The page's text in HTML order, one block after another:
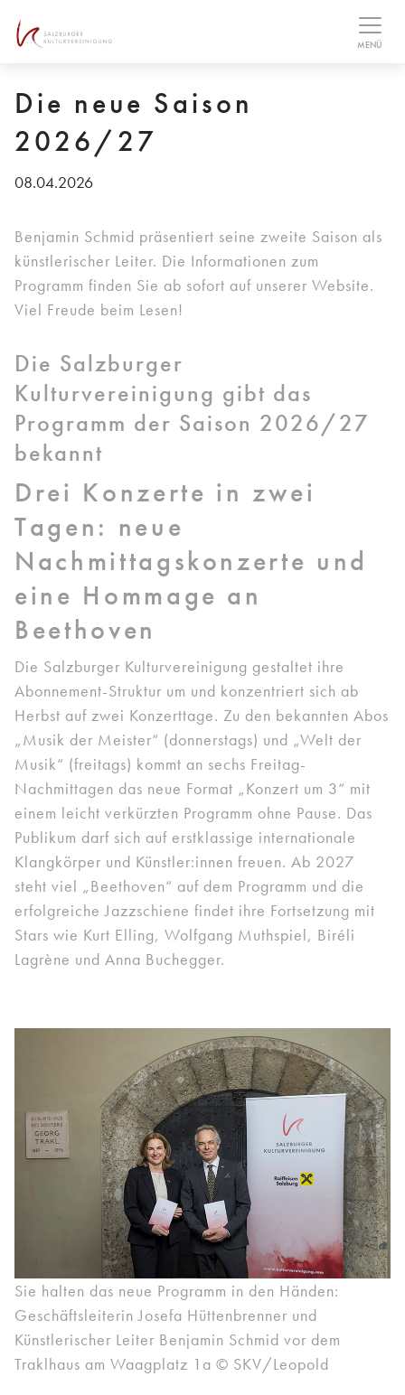
MENÜ
Die neue Saison
2026/27
08.04.2026
Benjamin Schmid präsentiert seine zweite Saison als
künstlerischer Leiter. Die Informationen zum
Programm finden Sie ab sofort auf unserer Website.
Viel Freude beim Lesen!
Die Salzburger
Kulturvereinigung gibt das
Programm der Saison 2026/27
bekannt
Drei Konzerte in zwei
Tagen: neue
Nachmittagskonzerte und
eine Hommage an
Beethoven
Die Salzburger Kulturvereinigung gestaltet ihre
Abonnement-Struktur um und konzentriert sich ab
Herbst auf zwei Konzerttage. Zu den bekannten Abos
„Musik der Meister“ (donnerstags) und „Welt der
Musik“ (freitags) kommt an sechs Freitag-
Nachmittagen das neue Format „Konzert um 3“ mit
einem leicht verkürzten Programm ohne Pause. Das
Publikum darf sich auf erstklassige internationale
Klangkörper und Künstler:innen freuen. Ab 2027
steht viel „Beethoven“ auf dem Programm und die
erfolgreiche Jazzschiene findet ihre Fortsetzung mit
Stars wie Kurt Elling, Wolfgang Muthspiel, Biréli
Lagrène und Anna Buchegger.
Sie halten das neue Programm in den Händen:
Geschäftsleiterin Josefa Hüttenbrenner und
Künstlerischer Leiter Benjamin Schmid vor dem
Traklhaus am Waagplatz 1a © SKV/Leopold